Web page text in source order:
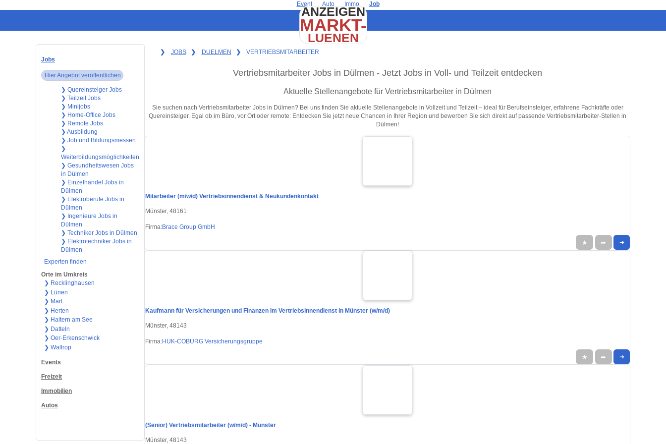
Event Auto Immo Job
ANZEIGEN
MARKT-
LUENEN
Jobs
Hier Angebot veröffentlichen
❯ Quereinsteiger Jobs
❯ Teilzeit Jobs
❯ Minijobs
❯ Home-Office Jobs
❯ Remote Jobs
❯ Ausbildung
❯ Job und Bildungsmessen
❯
Weiterbildungsmöglichkeiten
❯ Gesundheitswesen Jobs
in Dülmen
❯ Einzelhandel Jobs in
Dülmen
❯ Elektroberufe Jobs in
Dülmen
❯ Ingenieure Jobs in
Dülmen
❯ Techniker Jobs in Dülmen
❯ Elektrotechniker Jobs in
Dülmen
Experten finden
Orte im Umkreis
❯ Recklinghausen
❯ Lünen
❯ Marl
❯ Herten
❯ Haltern am See
❯ Datteln
❯ Oer-Erkenschwick
❯ Waltrop
Events
Freizeit
Immobilien
Autos
❯ JOBS ❯ DUELMEN ❯ VERTRIEBSMITARBEITER
Vertriebsmitarbeiter Jobs in Dülmen - Jetzt Jobs in Voll- und Teilzeit entdecken
Aktuelle Stellenangebote für Vertriebsmitarbeiter in Dülmen
Sie suchen nach Vertriebsmitarbeiter Jobs in Dülmen? Bei uns finden Sie aktuelle Stellenangebote in Vollzeit und Teilzeit – ideal für Berufseinsteiger, erfahrene Fachkräfte oder
Quereinsteiger. Egal ob im Büro, vor Ort oder remote: Entdecken Sie jetzt neue Chancen in Ihrer Region und bewerben Sie sich direkt auf passende Vertriebsmitarbeiter-Stellen in
Dülmen!
Mitarbeiter (m/w/d) Vertriebsinnendienst & Neukundenkontakt
Münster, 48161
Firma:Brace Group GmbH
★ ➦ ➜
Kaufmann für Versicherungen und Finanzen im Vertriebsinnendienst in Münster (w/m/d)
Münster, 48143
Firma:HUK-COBURG Versicherungsgruppe
★ ➦ ➜
(Senior) Vertriebsmitarbeiter (w/m/d) - Münster
Münster, 48143